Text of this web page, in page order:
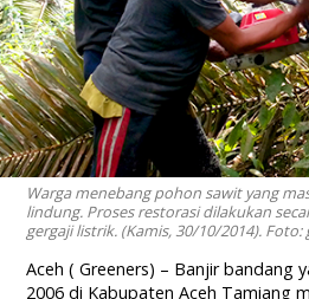
Warga menebang pohon sawit yang
lindung. Proses restorasi dilakukan
gergaji listrik. (Kamis, 30/10/2014).
Aceh ( Greeners) – Banjir bandang
2006 di Kabupaten Aceh Tamiang